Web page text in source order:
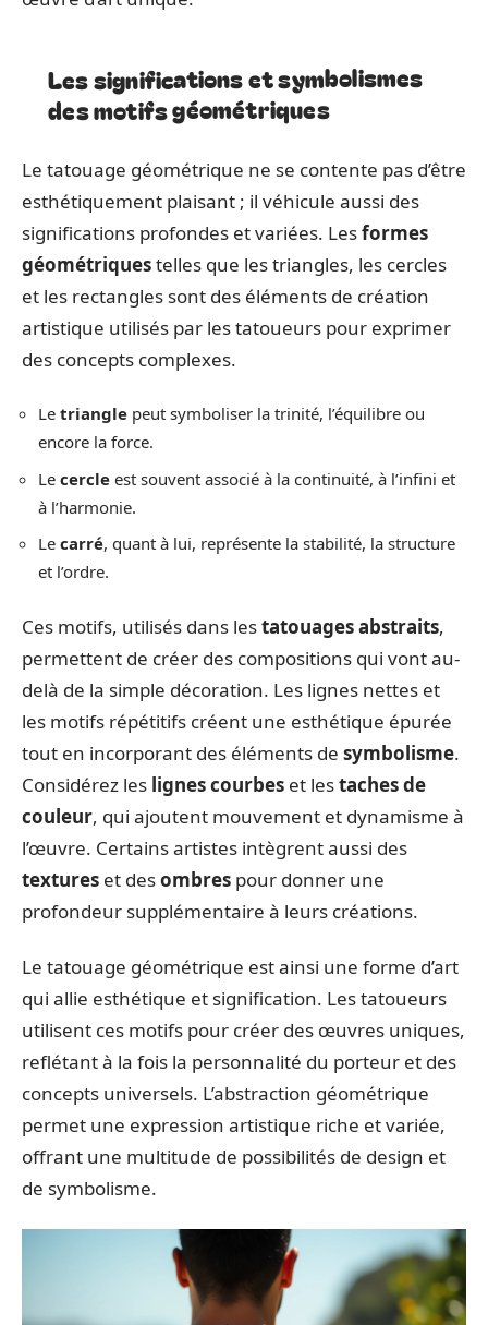
Les significations et symbolismes
des motifs géométriques
Le tatouage géométrique ne se contente pas d’être
esthétiquement plaisant ; il véhicule aussi des
significations profondes et variées. Lesformes
géométriquestelles que les triangles, les cercles
et les rectangles sont des éléments de création
artistique utilisés par les tatoueurs pour exprimer
des concepts complexes.
Le triangle peut symboliser la trinité, l’équilibre ou
encore la force.
Le cercle est souvent associé à la continuité, à l’infini et
à l’harmonie.
Le carré, quant à lui, représente la stabilité, la structure
et l’ordre.
Ces motifs, utilisés dans lestatouages abstraits,
permettent de créer des compositions qui vont au-
delà de la simple décoration. Les lignes nettes et
les motifs répétitifs créent une esthétique épurée
tout en incorporant des éléments de symbolisme.
Considérez les lignes courbes et lestaches de
couleur, qui ajoutent mouvement et dynamisme à
l’œuvre. Certains artistes intègrent aussi des
textures et desombres pour donner une
profondeur supplémentaire à leurs créations.
Le tatouage géométrique est ainsi une forme d’art
qui allie esthétique et signification. Les tatoueurs
utilisent ces motifs pour créer des œuvres uniques,
reflétant à la fois la personnalité du porteur et des
concepts universels. L’abstraction géométrique
permet une expression artistique riche et variée,
offrant une multitude de possibilités de design et
de symbolisme.